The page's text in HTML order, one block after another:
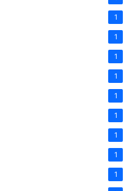
1
1
1
1
1
1
1
1
1